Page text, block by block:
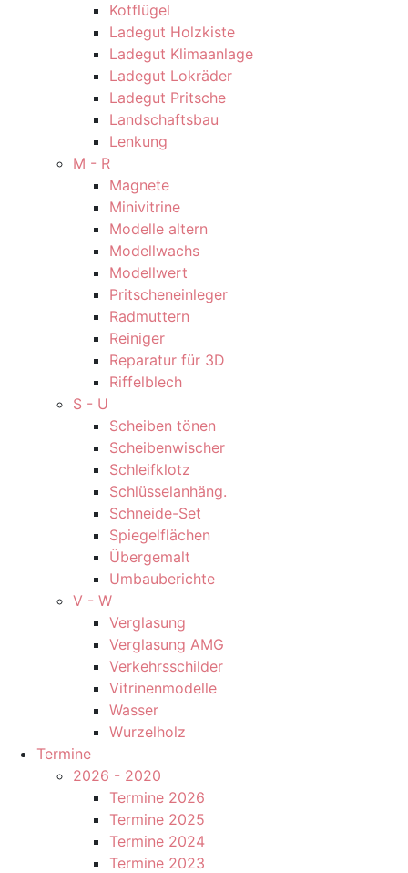
Kotflügel
Ladegut Holzkiste
Ladegut Klimaanlage
Ladegut Lokräder
Ladegut Pritsche
Landschaftsbau
Lenkung
M - R
Magnete
Minivitrine
Modelle altern
Modellwachs
Modellwert
Pritscheneinleger
Radmuttern
Reiniger
Reparatur für 3D
Riffelblech
S - U
Scheiben tönen
Scheibenwischer
Schleifklotz
Schlüsselanhäng.
Schneide-Set
Spiegelflächen
Übergemalt
Umbauberichte
V - W
Verglasung
Verglasung AMG
Verkehrsschilder
Vitrinenmodelle
Wasser
Wurzelholz
Termine
2026 - 2020
Termine 2026
Termine 2025
Termine 2024
Termine 2023